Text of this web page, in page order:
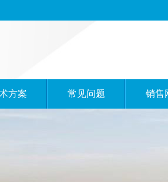
方案 常见问题 销售